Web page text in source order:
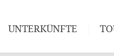
UNTERKÜNFTE